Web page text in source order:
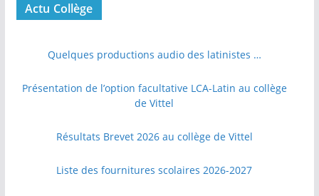
Actu Collège
Quelques productions audio des latinistes …
Présentation de l’option facultative LCA-Latin au collège
de Vittel
Résultats Brevet 2026 au collège de Vittel
Liste des fournitures scolaires 2026-2027